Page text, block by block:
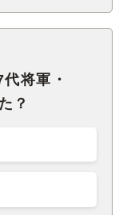
将軍・
？